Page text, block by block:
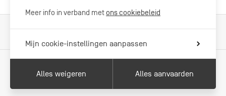
Met de steun van
Meer info in verband met ons cookiebeleid
Mijn cookie-instellingen aanpassen
Alles weigeren Alles aanvaarden